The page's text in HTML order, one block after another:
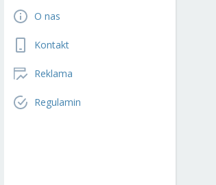
O nas
Kontakt
Reklama
Regulamin